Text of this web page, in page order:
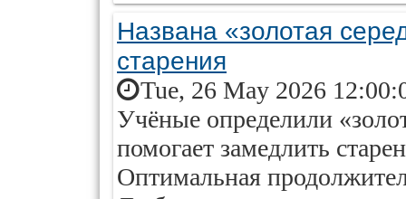
Названа «золотая
старения
Tue, 26 May 2026
Учёные определили
помогает замедлить
Оптимальная